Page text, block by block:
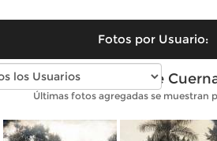
Fotos por Usuario:
Fotos antiguas de
Últimas fotos agregadas se muestran